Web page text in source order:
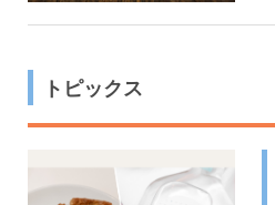
トピックス